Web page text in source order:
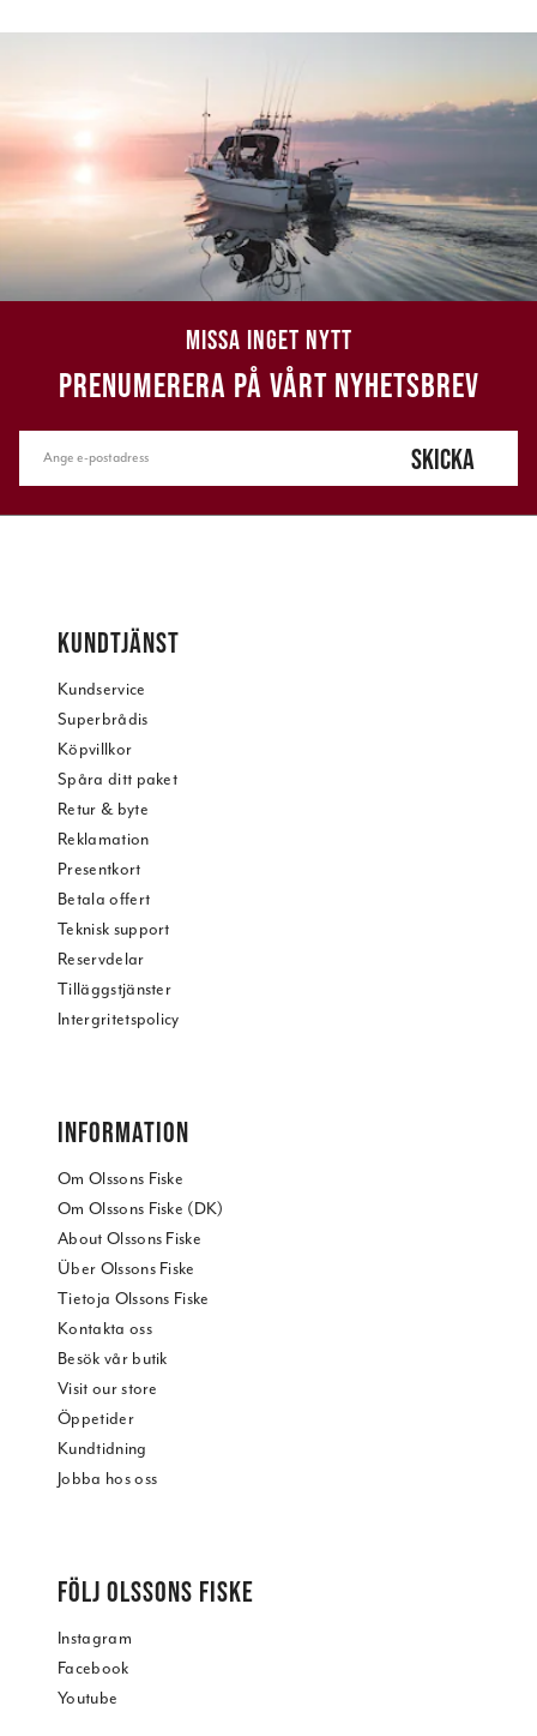
MISSA INGET NYTT
PRENUMERERA PÅ VÅRT NYHETSBREV
SKICKA
KUNDTJÄNST
Kundservice
Superbrådis
Köpvillkor
Spåra ditt paket
Retur & byte
Reklamation
Presentkort
Betala offert
Teknisk support
Reservdelar
Tilläggstjänster
Intergritetspolicy
INFORMATION
Om Olssons Fiske
Om Olssons Fiske (DK)
About Olssons Fiske
Über Olssons Fiske
Tietoja Olssons Fiske
Kontakta oss
Besök vår butik
Visit our store
Öppetider
Kundtidning
Jobba hos oss
FÖLJ OLSSONS FISKE
Instagram
Facebook
Youtube